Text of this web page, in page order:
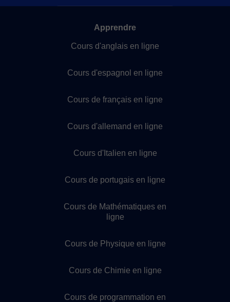
Apprendre
Cours d'anglais en ligne
Cours d'espagnol en ligne
Cours de français en ligne
Cours d'allemand en ligne
Cours d'Italien en ligne
Cours de portugais en ligne
Cours de Mathématiques en
ligne
Cours de Physique en ligne
Cours de Chimie en ligne
Cours de programmation en